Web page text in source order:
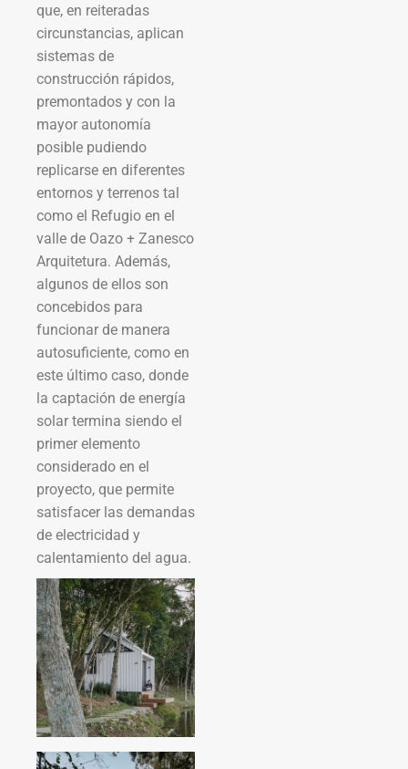
que, en reiteradas
circunstancias, aplican
sistemas de
construcción rápidos,
premontados y con la
mayor autonomía
posible pudiendo
replicarse en diferentes
entornos y terrenos tal
como el Refugio en el
valle de Oazo + Zanesco
Arquitetura. Además,
algunos de ellos son
concebidos para
funcionar de manera
autosuficiente, como en
este último caso, donde
la captación de energía
solar termina siendo el
primer elemento
considerado en el
proyecto, que permite
satisfacer las demandas
de electricidad y
calentamiento del agua.